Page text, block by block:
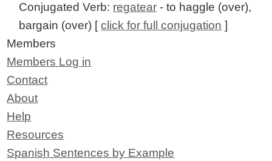
Conjugated Verb: regatear - to haggle (over),
bargain (over) [click for full conjugation ]
Members
Members Log in
Contact
About
Help
Resources
Spanish Sentences by Example